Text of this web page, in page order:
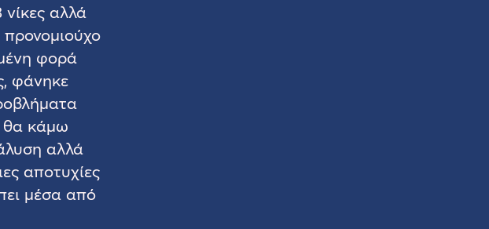
αλλά
φορά
φάνηκε
θα κάμω
αλλά
αποτυχίες
μέσα από